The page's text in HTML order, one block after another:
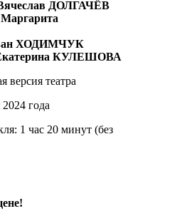
ДОЛГАЧЁВ
Маргарита
ХОДИМЧУК
КУЛЕШОВА
версия театра
2024 года
1 час 20 минут (без